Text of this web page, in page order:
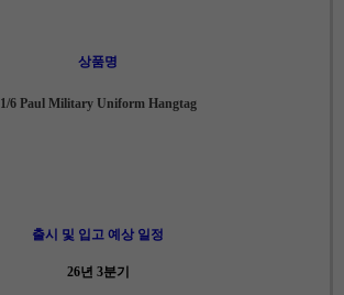
상품명
1/6 Paul Military Uniform Hangtag
출시 및 입고 예상 일정
26년 3분기